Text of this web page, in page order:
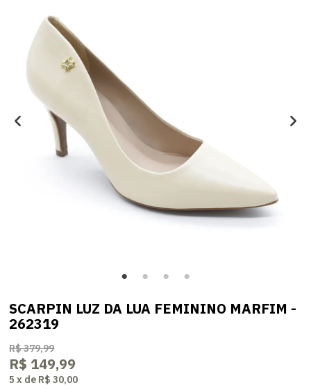
SCARPIN LUZ DA LUA FEMININO MARFIM -
262319
R$ 379,99
R$ 149,99
5 x de R$ 30,00